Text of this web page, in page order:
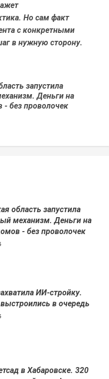
Но сам факт
с конкретными
в нужную сторону.
запустила
Деньги на
без проволочек
область запустила
механизм. Деньги на
- без проволочек
ИИ-стройку.
в очередь
в Хабаровске. 320